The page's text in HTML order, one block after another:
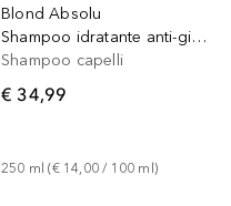
Blond Absolu
Shampoo idratante anti-giallo per capelli biondi
Shampoo capelli
€ 34,99
250 ml (€ 14,00 / 100 ml )